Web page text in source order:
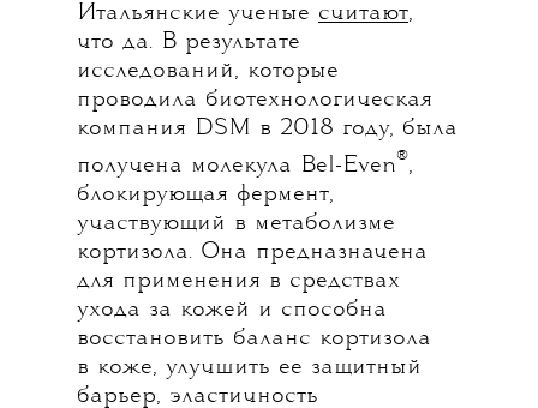
Итальянские ученые считают,
что да. В результате
исследований, которые
проводила биотехнологическая
компания DSM в 2018 году, была
получена молекула Bel-Even®,
блокирующая фермент,
участвующий в метаболизме
кортизола. Она предназначена
для применения в средствах
ухода за кожей и способна
восстановить баланс кортизола
в коже, улучшить ее защитный
барьер, эластичность